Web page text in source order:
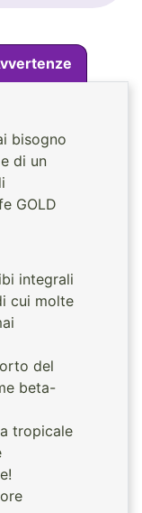
bisogno
di un
GOLD
integrali
cui molte
del
beta-
tropicale